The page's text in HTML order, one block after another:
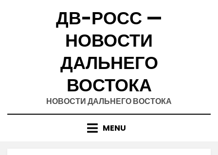
ДВ-РОСС —
НОВОСТИ
ДАЛЬНЕГО
ВОСТОКА
НОВОСТИ ДАЛЬНЕГО ВОСТОКА
MENU